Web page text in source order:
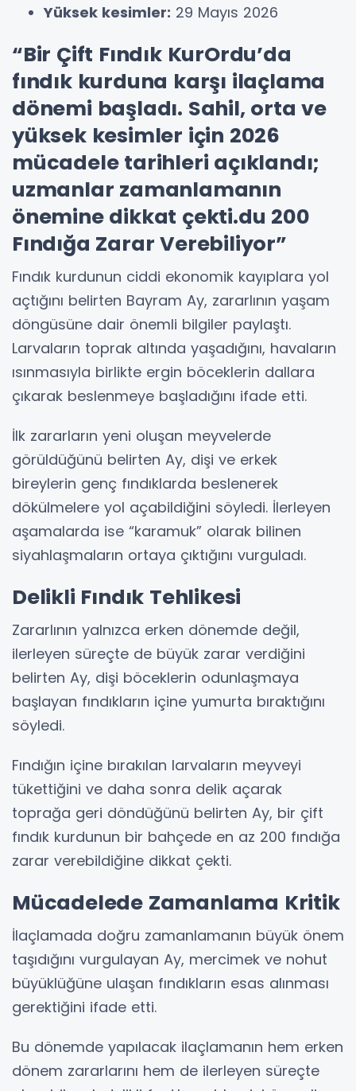
Yüksek kesimler: 29 Mayıs 2026
“Bir Çift Fındık KurOrdu’da
fındık kurduna karşı ilaçlama
dönemi başladı. Sahil, orta ve
yüksek kesimler için 2026
mücadele tarihleri açıklandı;
uzmanlar zamanlamanın
önemine dikkat çekti.du 200
Fındığa Zarar Verebiliyor”
Fındık kurdunun ciddi ekonomik kayıplara yol
açtığını belirten Bayram Ay, zararlının yaşam
döngüsüne dair önemli bilgiler paylaştı.
Larvaların toprak altında yaşadığını, havaların
ısınmasıyla birlikte ergin böceklerin dallara
çıkarak beslenmeye başladığını ifade etti.
İlk zararların yeni oluşan meyvelerde
görüldüğünü belirten Ay, dişi ve erkek
bireylerin genç fındıklarda beslenerek
dökülmelere yol açabildiğini söyledi. İlerleyen
aşamalarda ise “karamuk” olarak bilinen
siyahlaşmaların ortaya çıktığını vurguladı.
Delikli Fındık Tehlikesi
Zararlının yalnızca erken dönemde değil,
ilerleyen süreçte de büyük zarar verdiğini
belirten Ay, dişi böceklerin odunlaşmaya
başlayan fındıkların içine yumurta bıraktığını
söyledi.
Fındığın içine bırakılan larvaların meyveyi
tükettiğini ve daha sonra delik açarak
toprağa geri döndüğünü belirten Ay, bir çift
fındık kurdunun bir bahçede en az 200 fındığa
zarar verebildiğine dikkat çekti.
Mücadelede Zamanlama Kritik
İlaçlamada doğru zamanlamanın büyük önem
taşıdığını vurgulayan Ay, mercimek ve nohut
büyüklüğüne ulaşan fındıkların esas alınması
gerektiğini ifade etti.
Bu dönemde yapılacak ilaçlamanın hem erken
dönem zararlarını hem de ilerleyen süreçte